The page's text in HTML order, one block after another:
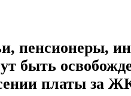
пенсионеры,
быть
платы за